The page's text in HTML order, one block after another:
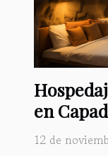
en
12 de